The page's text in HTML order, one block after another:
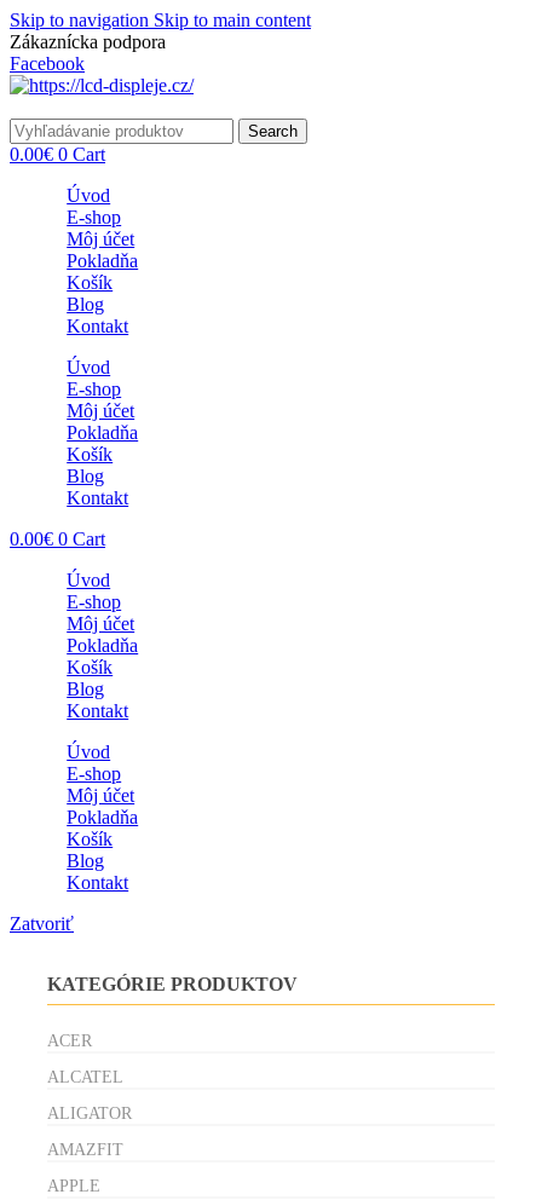
Skip to navigation Skip to main content
Zákaznícka podpora
Facebook
Search
0.00€ 0 Cart
Úvod
E-shop
Môj účet
Pokladňa
Košík
Blog
Kontakt
Úvod
E-shop
Môj účet
Pokladňa
Košík
Blog
Kontakt
0.00€ 0 Cart
Úvod
E-shop
Môj účet
Pokladňa
Košík
Blog
Kontakt
Úvod
E-shop
Môj účet
Pokladňa
Košík
Blog
Kontakt
Zatvoriť
KATEGÓRIE PRODUKTOV
ACER
ALCATEL
ALIGATOR
AMAZFIT
APPLE